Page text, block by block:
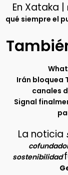
En Xataka |
qué siempre el
Irán bloquea
canales
Signal
La noticia
sostenibilidad